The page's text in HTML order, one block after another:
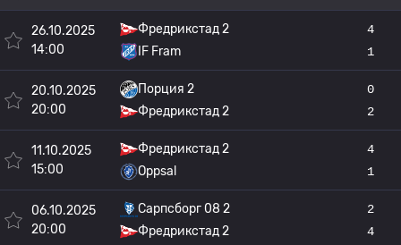
26.10.2025
14:00
Фредрикстад 2
IF Fram
4
1
20.10.2025
20:00
Порция 2
Фредрикстад 2
0
2
11.10.2025
15:00
Фредрикстад 2
Oppsal
4
1
06.10.2025
20:00
Сарпсборг 08 2
Фредрикстад 2
2
4